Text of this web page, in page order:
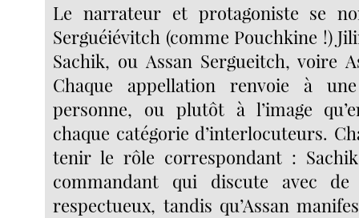
Le narrateur et protagoniste se
Serguéiévitch (comme Pouchkine !)
Sachik, ou Assan Sergueitch, voire
Chaque appellation renvoie à
personne, ou plutôt à l’image
chaque catégorie d’interlocuteurs.
tenir le rôle correspondant : Sachik
commandant qui discute avec de
respectueux, tandis qu’Assan